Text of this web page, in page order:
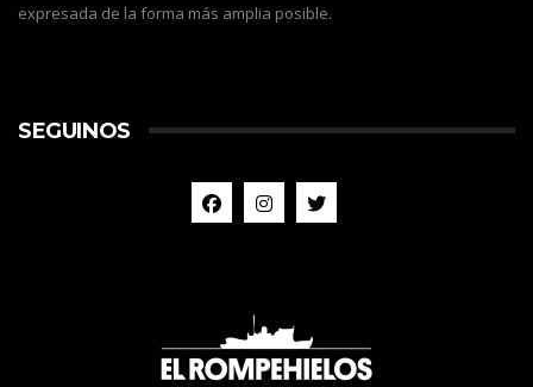
expresada de la forma más amplia posible.
SEGUINOS